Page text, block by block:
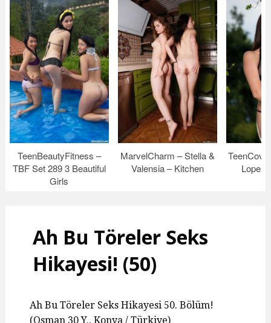
TeenBeautyFitness –
TBF Set 289 3 Beautiful
Girls
MarvelCharm – Stella &
Valensia – Kitchen
Ah Bu Töreler Seks
Hikayesi! (50)
Ah Bu Töreler Seks Hikayesi 50. Bölüm!
(Osman 30 Y., Konya / Türkiye)